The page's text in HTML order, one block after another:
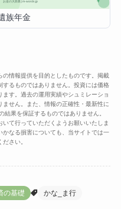
族年金
情報提供を目的としたものです。掲載
するものではありません。投資には価格
す。過去の運用実績やシュミレーショ
せん。また、情報の正確性・最新性に
果を保証するものではありません。
て行っていただくようお願いいたしま
なる損害についても、当サイトでは一
さい。
の基礎 かな_ま行